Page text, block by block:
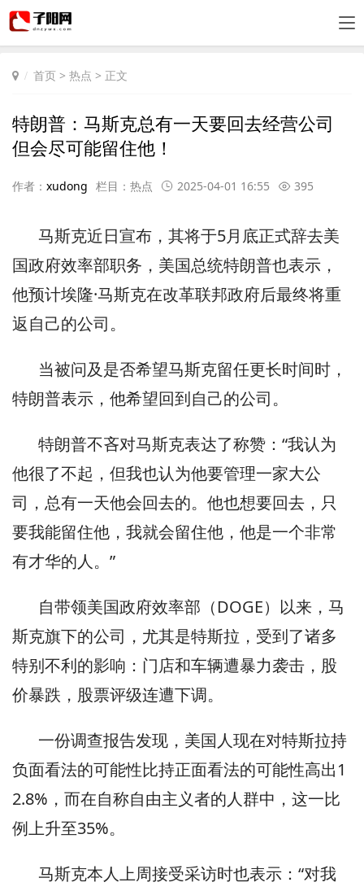
首页 > 热点 > 正文
特朗普：马斯克总有一天要回去经营公司
但会尽可能留住他！
作者： xudong 栏目： 热点 2025-04-01 16:55 395
马斯克近日宣布，其将于5月底正式辞去美
国政府效率部职务，美国总统特朗普也表示，
他预计埃隆·马斯克在改革联邦政府后最终将重
返自己的公司。
当被问及是否希望马斯克留任更长时间时，
特朗普表示，他希望回到自己的公司。
特朗普不吝对马斯克表达了称赞：“我认为
他很了不起，但我也认为他要管理一家大公
司，总有一天他会回去的。他也想要回去，只
要我能留住他，我就会留住他，他是一个非常
有才华的人。”
自带领美国政府效率部（DOGE）以来，马
斯克旗下的公司，尤其是特斯拉，受到了诸多
特别不利的影响：门店和车辆遭暴力袭击，股
价暴跌，股票评级连遭下调。
一份调查报告发现，美国人现在对特斯拉持
负面看法的可能性比持正面看法的可能性高出1
2.8%，而在自称自由主义者的人群中，这一比
例上升至35%。
马斯克本人上周接受采访时也表示：“对我